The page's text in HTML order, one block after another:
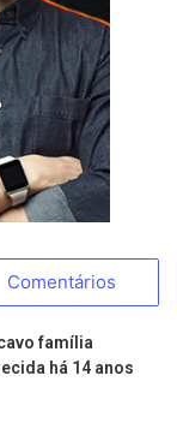
Comentários
família
há 14 anos